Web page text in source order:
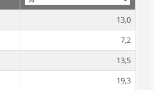
13,0
7,2
13,5
19,3